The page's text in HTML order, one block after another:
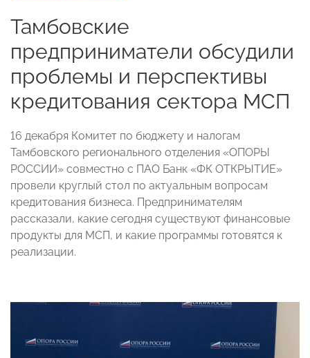
Тамбовские
предприниматели обсудили
проблемы и перспективы
кредитования сектора МСП
16 декабря Комитет по бюджету и налогам
Тамбовского регионального отделения «ОПОРЫ
РОССИИ» совместно с ПАО Банк «ФК ОТКРЫТИЕ»
провели круглый стол по актуальным вопросам
кредитования бизнеса. Предпринимателям
рассказали, какие сегодня существуют финансовые
продукты для МСП, и какие программы готовятся к
реализации.